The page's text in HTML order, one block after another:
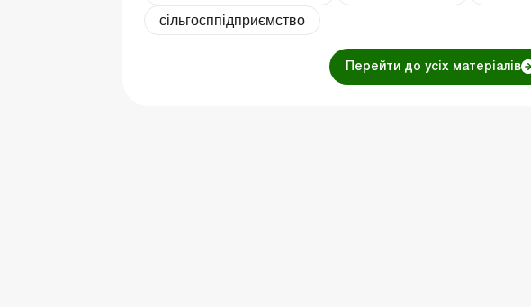
сільгосппідприємство
Перейти до усіх матеріалів